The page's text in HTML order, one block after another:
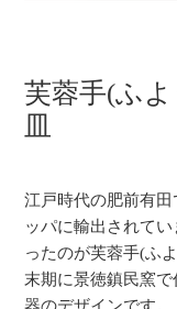
芙蓉手(ふ
江戸時代の肥前有
ッパに輸出されて
ったのが芙蓉手(ふ
末期に景徳鎮民窯